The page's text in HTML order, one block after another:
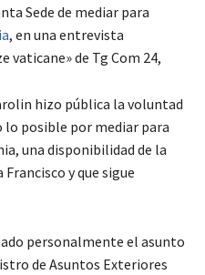
Sede de mediar para
, en una entrevista
vaticane» de Tg Com 24,
hizo pública la voluntad
lo posible por mediar para
una disponibilidad de la
y que sigue
personalmente el asunto
de Asuntos Exteriores